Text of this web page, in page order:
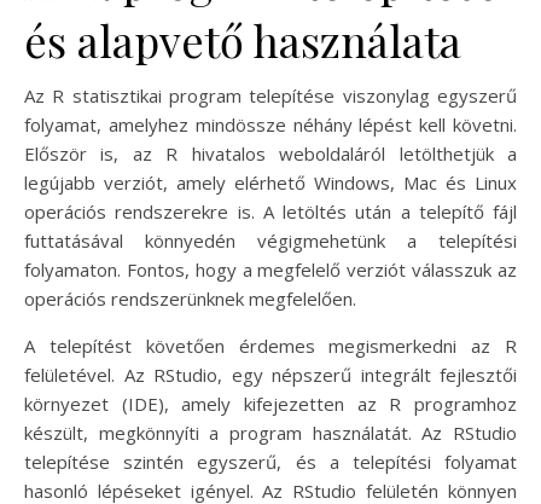
és alapvető használata
Az R statisztikai program telepítése viszonylag egyszerű
folyamat, amelyhez mindössze néhány lépést kell követni.
Először is, az R hivatalos weboldaláról letölthetjük a
legújabb verziót, amely elérhető Windows, Mac és Linux
operációs rendszerekre is. A letöltés után a telepítő fájl
futtatásával könnyedén végigmehetünk a telepítési
folyamaton. Fontos, hogy a megfelelő verziót válasszuk az
operációs rendszerünknek megfelelően.
A telepítést követően érdemes megismerkedni az R
felületével. Az RStudio, egy népszerű integrált fejlesztői
környezet (IDE), amely kifejezetten az R programhoz
készült, megkönnyíti a program használatát. Az RStudio
telepítése szintén egyszerű, és a telepítési folyamat
hasonló lépéseket igényel. Az RStudio felületén könnyen